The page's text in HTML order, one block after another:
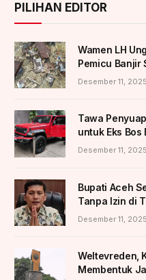
PILIHAN EDITOR
Wamen LH
Pemicu Banjir
Desember 11, 2025
Tawa
untuk Eks Bos
Desember 11, 2025
Bupati Aceh
Tanpa Izin di
Desember 11, 2025
Weltevreden,
Membentuk